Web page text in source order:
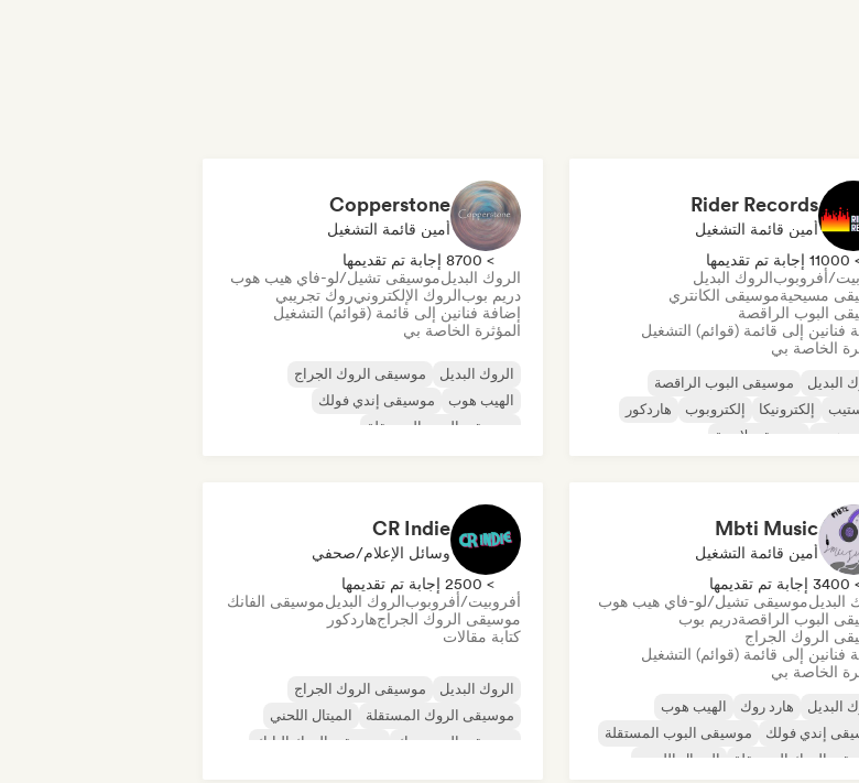
Rider Records
أمين قائمة التشغيل
تقديمها
أفروبوبالروك البديل
مسيحيةموسيقى الكانتري
البوب الراقصة
فنانين إلى قائمة (قوائم) التشغيل
الخاصة بي
البديل
موسيقى البوب الراقصة
إلكترونيكا إلكتروبوب
هاردكور
هوب
موسيقى لاتينية
Copperstone
أمين قائمة التشغيل
> 8700 إجابة تم تقديمها
الروك البديلموسيقى تشيل/لو-فاي هيب هوب
دريم بوبالروك الإلكترونيروك تجريبي
إضافة فنانين إلى قائمة (قوائم) التشغيل
المؤثرة الخاصة بي
الروك البديل
موسيقى الروك الجراج
الهيب هوب
موسيقى إندي فولك
موسيقى البوب المستقلة
Mbti Music
أمين قائمة التشغيل
تقديمها
البديلموسيقى تشيل/لو-فاي هيب هوب
البوب الراقصةدريم بوب
الروك الجراج
فنانين إلى قائمة (قوائم) التشغيل
الخاصة بي
البديل هارد روك
الهيب هوب
إندي فولك
موسيقى البوب المستقلة
الروك المستقلة
الميتال اللحني
CR Indie
وسائل الإعلام/صحفي
> 2500 إجابة تم تقديمها
أفروبيت/أفروبوبالروك البديلموسيقى الفانك
موسيقى الروك الجراجهاردكور
كتابة مقالات
الروك البديل
موسيقى الروك الجراج
موسيقى الروك المستقلة
الميتال اللحني
موسيقى البوب روك
موسيقى الروك البانك